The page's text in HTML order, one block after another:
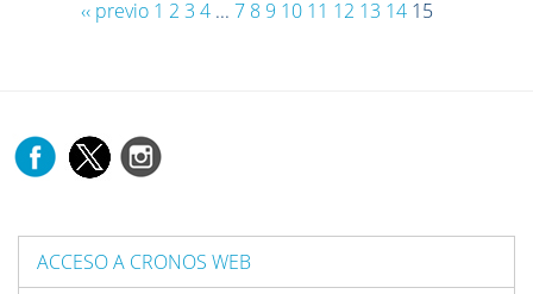
‹‹ previo 1 2 3 4 ... 7 8 9 10 11 12 13 14 15
ACCESO A CRONOS WEB